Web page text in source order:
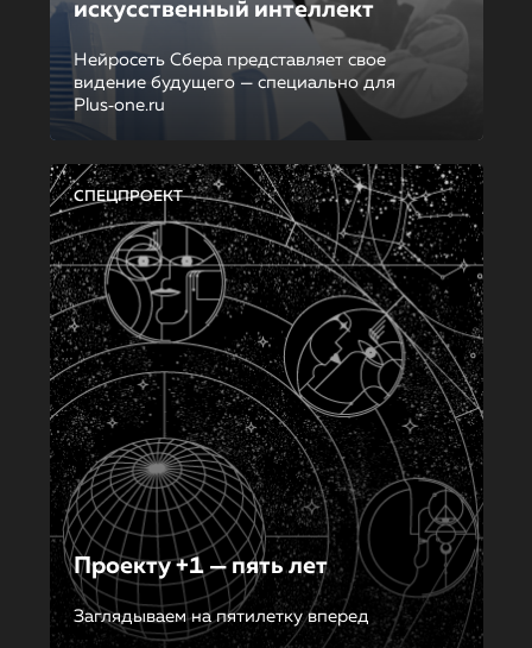
искусственный интеллект
Нейросеть Сбера представляет свое
видение будущего — специально для
Plus‑one.ru
СПЕЦПРОЕКТ
Проекту +1 — пять лет
Заглядываем на пятилетку вперед